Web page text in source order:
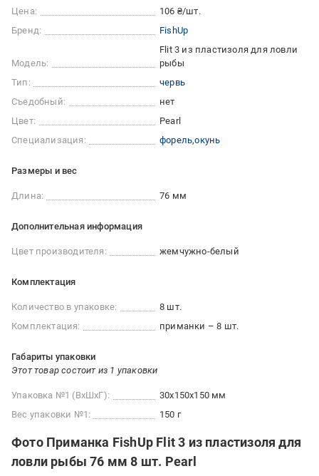
Цена:
106 ₴/шт.
Бренд:
FishUp
Модель:
Flit 3 из пластизоля для ловли
рыбы
Тип:
червь
Съедобный:
нет
Цвет:
Pearl
Специализация:
форель окунь
Размеры и вес
Длина: 76 мм
Дополнительная информация
Цвет производителя: жемчужно-белый
Комплектация
Количество в упаковке:
8 шт.
Комплектация:
приманки – 8 шт.
Габариты упаковки
Этот товар состоит из 1 упаковки
Упаковка №1 (ВхШхГ):
30x150x150 мм
Вес упаковки №1:
150 г
Фото Приманка FishUp Flit 3 из пластизоля для
ловли рыбы 76 мм 8 шт. Pearl